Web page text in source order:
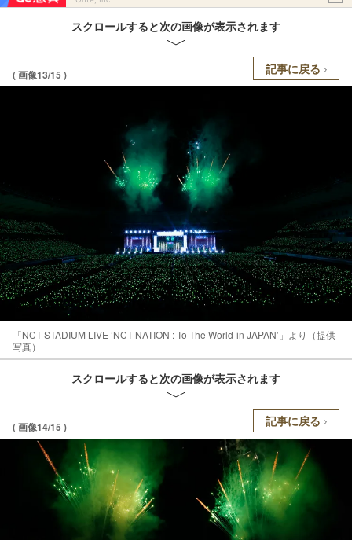
スクロールすると次の画像が表示されます
( 画像13/15 ) 記事に戻る
「NCT STADIUM LIVE ’NCT NATION : To The World-in JAPAN’」より（提供
写真）
スクロールすると次の画像が表示されます
( 画像14/15 ) 記事に戻る